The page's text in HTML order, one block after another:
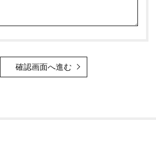
確認画面へ進む